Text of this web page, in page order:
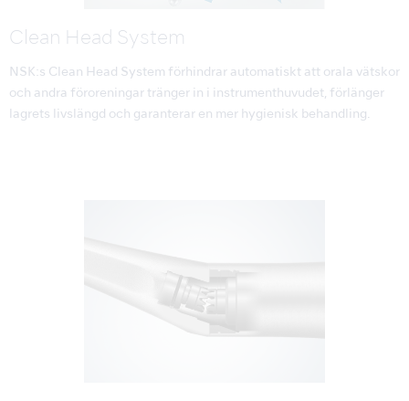
Clean Head System
NSK:s Clean Head System förhindrar automatiskt att orala vätskor
och andra föroreningar tränger in i instrumenthuvudet, förlänger
lagrets livslängd och garanterar en mer hygienisk behandling.